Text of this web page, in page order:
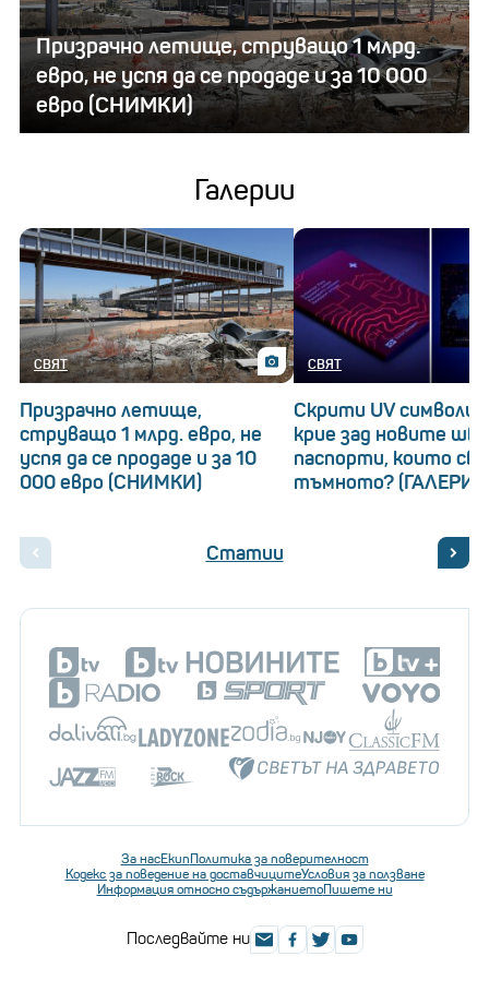
Призрачно летище, струващо 1 млрд.
евро, не успя да се продаде и за 10 000
евро (СНИМКИ)
Галерии
СВЯТ
Призрачно летище,
струващо 1 млрд. евро, не
успя да се продаде и за 10
000 евро (СНИМКИ)
СВЯТ
Скрити UV символи:
крие зад новите
паспорти, които
тъмното?
Статии
За насЕкипПолитика за поверителност
Кодекс за поведение на доставчицитеУсловия за ползване
Информация относно съдържаниетоПишете ни
Последвайте ни